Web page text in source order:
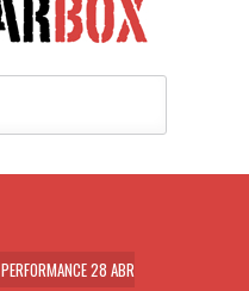
PERFORMANCE 28 ABR